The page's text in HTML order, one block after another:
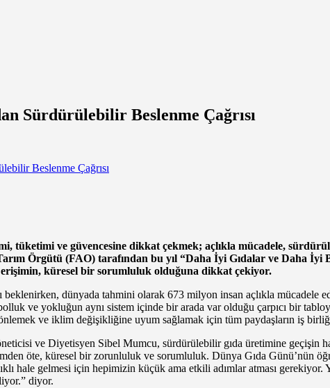
Sürdürülebilir Beslenme Çağrısı
tüketimi ve güvencesine dikkat çekmek; açlıkla mücadele,
Örgütü (FAO) tarafından bu yıl “Daha İyi Gıdalar ve Daha
erişimin, küresel bir sorumluluk olduğuna dikkat çekiyor.
dünyada tahmini olarak 673 milyon insan açlıkla mücadele
ve yokluğun aynı sistem içinde bir arada var olduğu çarpıcı bir
ve iklim değişikliğine uyum sağlamak için tüm paydaşların iş
ve Diyetisyen Sibel Mumcu, sürdürülebilir gıda üretimine geçişin
öte, küresel bir zorunluluk ve sorumluluk. Dünya Gıda Günü’nün
hale gelmesi için hepimizin küçük ama etkili adımlar atması gerekiyor.
diyor.